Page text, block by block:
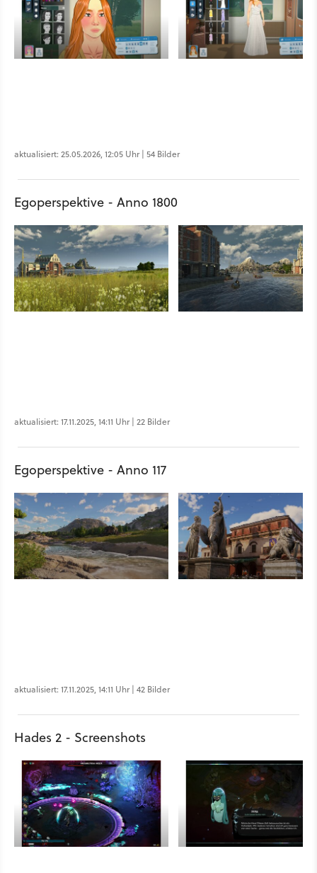
aktualisiert: 25.05.2026, 12:05 Uhr | 54 Bilder
Egoperspektive - Anno 1800
aktualisiert: 17.11.2025, 14:11 Uhr | 22 Bilder
Egoperspektive - Anno 117
aktualisiert: 17.11.2025, 14:11 Uhr | 42 Bilder
Hades 2 - Screenshots